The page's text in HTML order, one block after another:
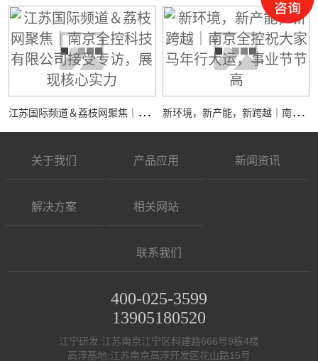
江
苏国际频道＆荔枝网聚焦｜南京全控科技有限公司接受专访，展现核心实力 新
环境，新产能，新跨越｜南京全控祝大家马年行大运，事业节节高
关于我们 产品应用 新闻资讯
解决方案 相关网站
联系我们
400-025-3599
13905180520
江宁研发:江苏南京江宁区科建路666号9栋4楼
高淳基地:江苏南京高淳开发区花山路15号